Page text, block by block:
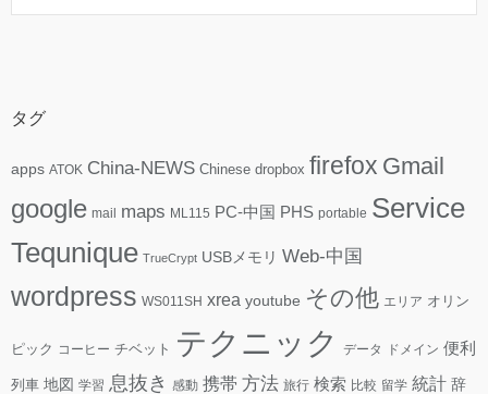
タグ
apps ATOK China-NEWS Chinese dropbox firefox Gmail
google mail maps ML115 PC-中国 PHS portable Service
Tequnique TrueCrypt USBメモリ Web-中国
wordpress WS011SH xrea youtube その他 エリア オリン
ピック コーヒー チベット テクニック データ ドメイン 便利
列車 地図 学習 息抜き 感動 携帯 方法 旅行 検索 比較 留学 統計 辞